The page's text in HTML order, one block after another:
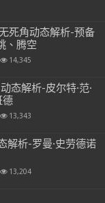
死角动态解析-预备
、腾空
14,345
态解析-皮尔特·范·
德
13,343
解析-罗曼·史劳德诺
13,204